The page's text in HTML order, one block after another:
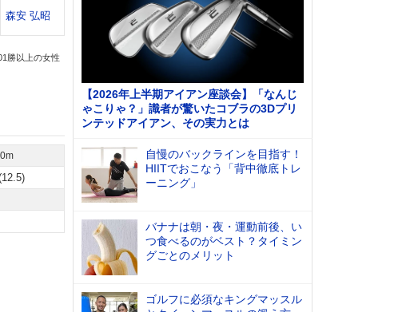
森安 弘昭
勝以上の女性
【2026年上半期アイアン座談会】「なんじ
ゃこりゃ？」識者が驚いたコブラの3Dプリ
ンテッドアイアン、その実力とは
自慢のバックラインを目指す！
HIITでおこなう「背中徹底トレ
ーニング」
バナナは朝・夜・運動前後、い
つ食べるのがベスト？タイミン
グごとのメリット
ゴルフに必須なキングマッスル